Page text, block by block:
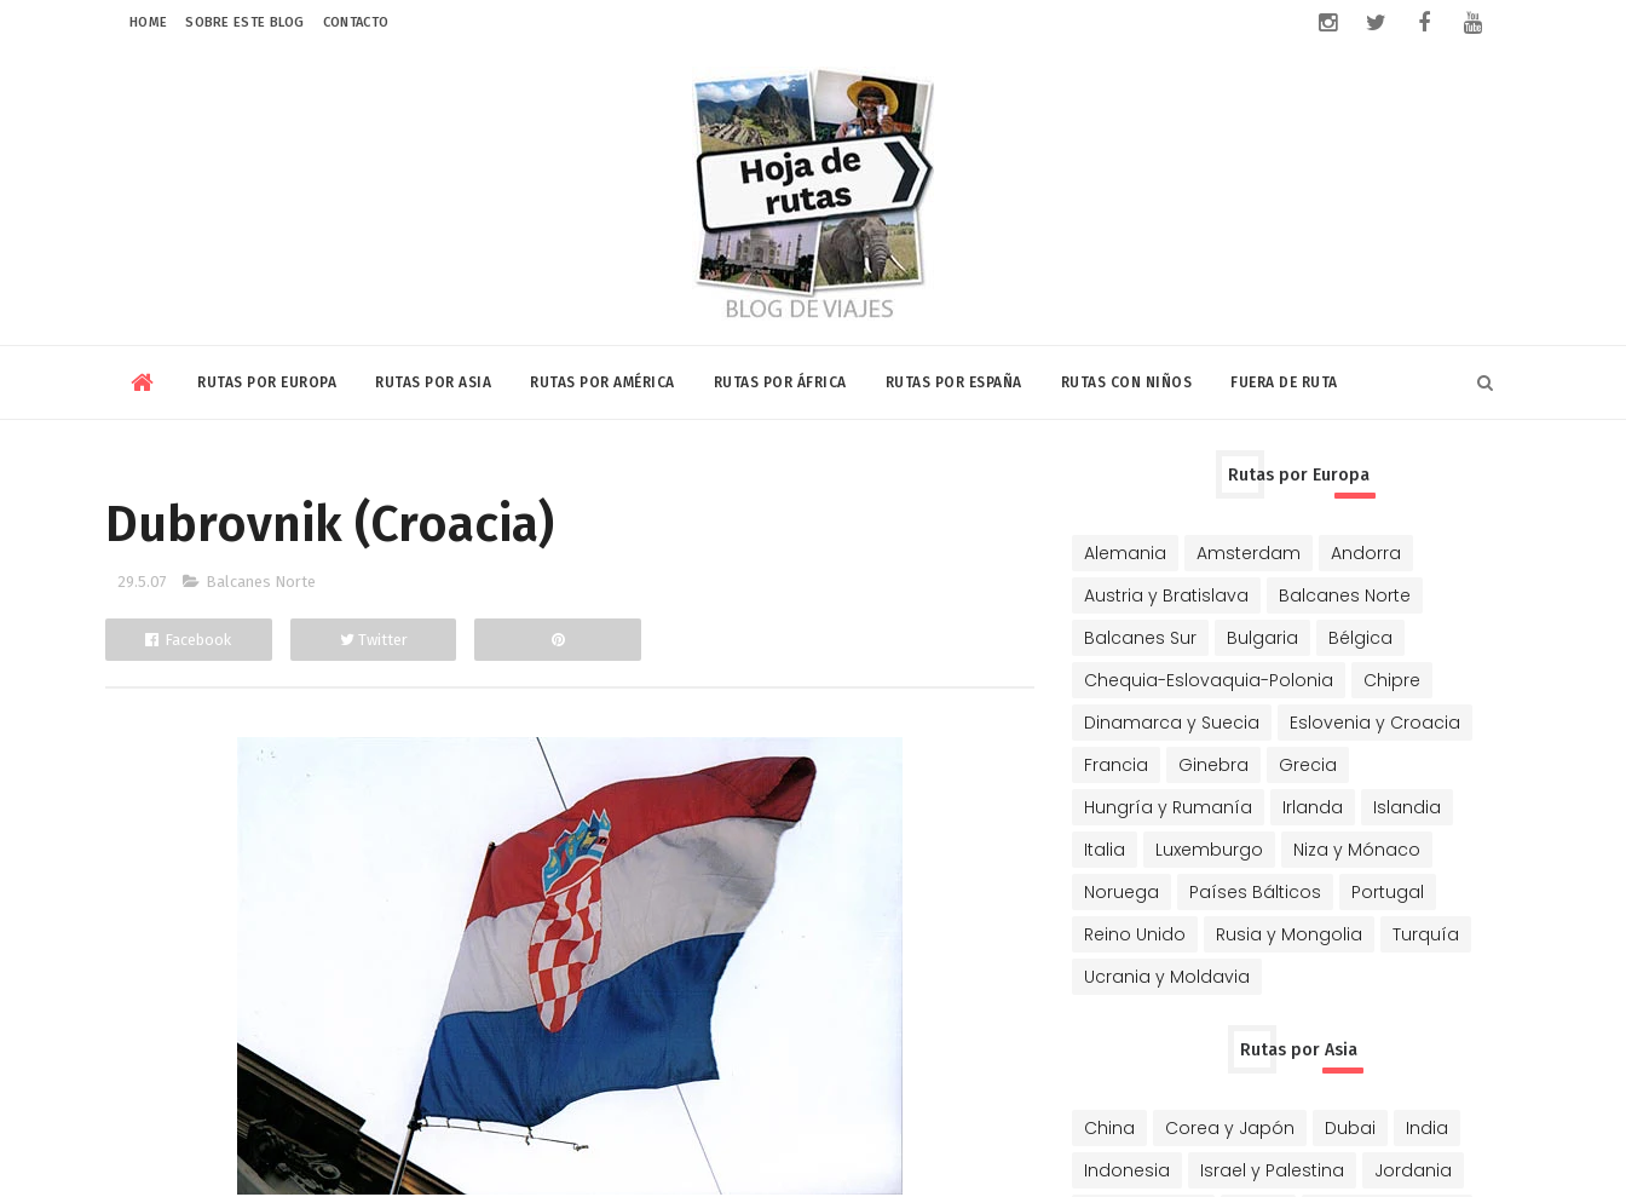
HOME SOBRE ESTE BLOG CONTACTO
RUTAS POR EUROPA RUTAS POR ASIA RUTAS POR AMÉRICA RUTAS POR ÁFRICA RUTAS POR ESPAÑA RUTAS CON NIÑOS FUERA DE RUTA
Dubrovnik (Croacia)
29.5.07 Balcanes Norte
Facebook Twitter
Rutas por Europa
Alemania Amsterdam
Andorra
Austria y Bratislava
Balcanes Norte
Balcanes Sur
Bulgaria
Bélgica
Chequia-Eslovaquia-Polonia
Chipre
Dinamarca y Suecia
Eslovenia y Croacia
Francia
Ginebra
Grecia
Hungría y Rumanía
Irlanda
Islandia
Italia
Luxemburgo
Niza y Mónaco
Noruega
Países Bálticos
Portugal
Reino Unido
Rusia y Mongolia
Turquía
Ucrania y Moldavia
Rutas por Asia
China Corea y Japón Dubai
India
Indonesia
Israel y Palestina
Jordania